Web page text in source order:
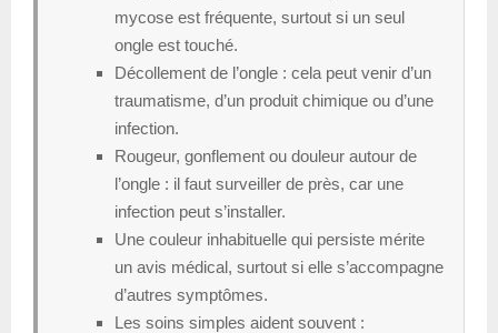
mycose est fréquente, surtout si un seul
ongle est touché.
Décollement de l’ongle : cela peut venir d’un
traumatisme, d’un produit chimique ou d’une
infection.
Rougeur, gonflement ou douleur autour de
l’ongle : il faut surveiller de près, car une
infection peut s’installer.
Une couleur inhabituelle qui persiste mérite
un avis médical, surtout si elle s’accompagne
d’autres symptômes.
Les soins simples aident souvent :